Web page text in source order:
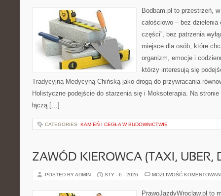
Bodbam.pl to przestrzeń,
całościowo – bez dzielenia
części”, bez patrzenia
miejsce dla osób, które
organizm, emocje i
którzy interesują się
Tradycyjną Medycyną Chińską jako drogą do przywracania
Holistyczne podejście do starzenia się i Moksoterapia. Na
łączą […]
CATEGORIES: KAMIEŃ I CEGŁA W BUDOWNICTWIE
ZAWÓD KIEROWCA (TAXI, UBER,
POSTED BY ADMIN STY - 6 - 2026 MOŻLIWOŚĆ
PrawoJazdyWroclaw.pl to